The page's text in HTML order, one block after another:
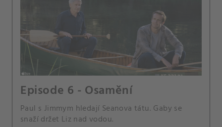
Episode 6 - Osamění
Paul s Jimmym hledají Seanova tátu. Gaby se
snaží držet Liz nad vodou.